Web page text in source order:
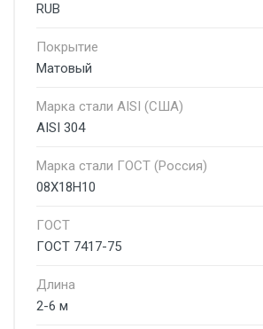
RUB
Покрытие
Матовый
Марка стали AISI (США)
AISI 304
Марка стали ГОСТ (Россия)
08Х18Н10
ГОСТ
ГОСТ 7417-75
Длина
2-6 м